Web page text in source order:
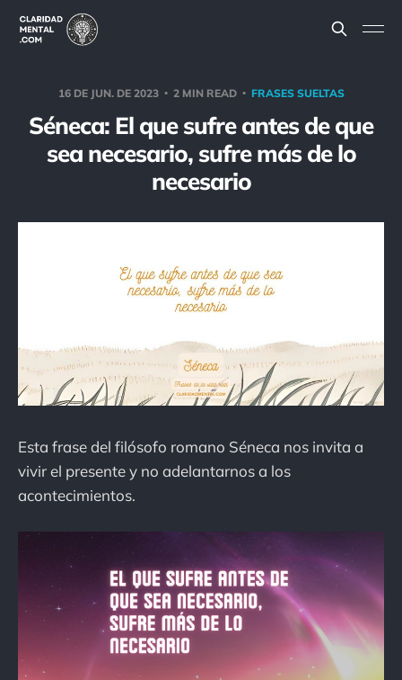
16 DE JUN. DE 2023 2 MIN READ FRASES SUELTAS
Séneca: El que sufre antes de que
sea necesario, sufre más de lo
necesario
Esta frase del filósofo romano Séneca nos invita a
vivir el presente y no adelantarnos a los
acontecimientos.